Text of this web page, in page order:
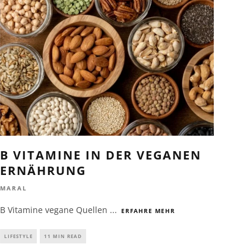
B VITAMINE IN DER VEGANEN
ERNÄHRUNG
MARAL
B Vitamine vegane Quellen ... ERFAHRE MEHR
LIFESTYLE 11 MIN READ